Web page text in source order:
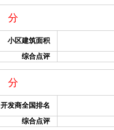
分
小区建筑面积
综合点评
分
开发商全国排名
综合点评